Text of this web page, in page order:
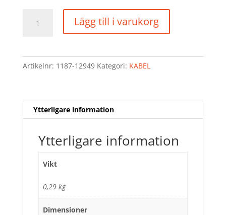
mängd
Lägg till i varukorg
Artikelnr: 1187-12949 Kategori: KABEL
Ytterligare information
Ytterligare information
Vikt
0,29 kg
Dimensioner